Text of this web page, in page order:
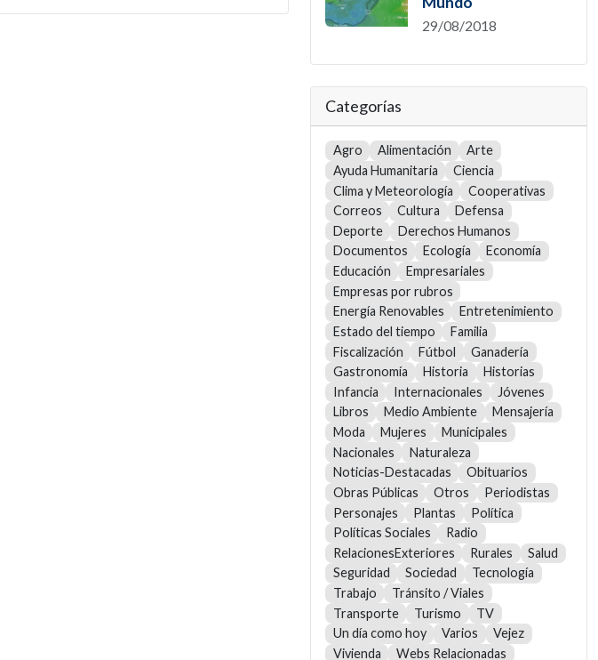
29/08/2018
Categorías
Agro Alimentación
Arte
Ayuda Humanitaria
Ciencia
Clima y Meteorología
Cooperativas
Correos
Cultura
Defensa
Deporte
Derechos Humanos
Documentos
Ecología
Economía
Educación
Empresariales
Empresas por rubros
Energía Renovables
Entretenimiento
Estado del tiempo
Familia
Fiscalización
Fútbol
Ganadería
Gastronomía
Historia
Historias
Infancia
Internacionales
Jóvenes
Libros
Medio Ambiente
Mensajería
Moda
Mujeres
Municipales
Nacionales
Naturaleza
Noticias-Destacadas
Obituarios
Obras Públicas
Otros
Periodistas
Personajes
Plantas
Política
Políticas Sociales
Radio
RelacionesExteriores
Rurales
Salud
Seguridad
Sociedad
Tecnología
Trabajo
Tránsito / Viales
Transporte
Turismo
TV
Un día como hoy
Varios
Vejez
Vivienda
Webs Relacionadas